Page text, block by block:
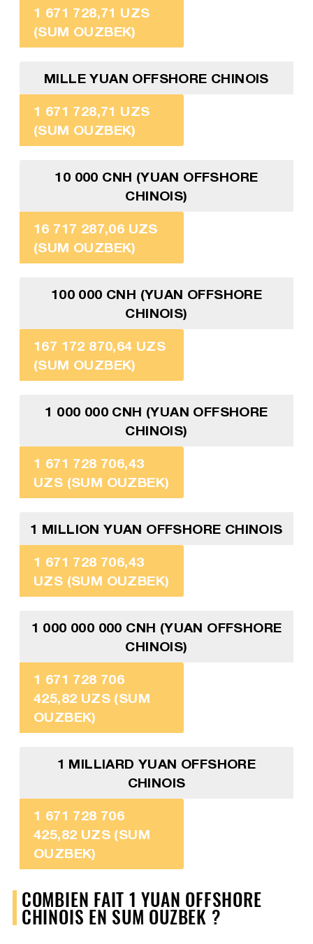
1 671 728,71 UZS
(SUM OUZBEK)
MILLE YUAN OFFSHORE CHINOIS
1 671 728,71 UZS
(SUM OUZBEK)
10 000 CNH (YUAN OFFSHORE
CHINOIS)
16 717 287,06 UZS
(SUM OUZBEK)
100 000 CNH (YUAN OFFSHORE
CHINOIS)
167 172 870,64 UZS
(SUM OUZBEK)
1 000 000 CNH (YUAN OFFSHORE
CHINOIS)
1 671 728 706,43
UZS (SUM OUZBEK)
1 MILLION YUAN OFFSHORE CHINOIS
1 671 728 706,43
UZS (SUM OUZBEK)
1 000 000 000 CNH (YUAN OFFSHORE
CHINOIS)
1 671 728 706
425,82 UZS (SUM
OUZBEK)
1 MILLIARD YUAN OFFSHORE
CHINOIS
1 671 728 706
425,82 UZS (SUM
OUZBEK)
COMBIEN FAIT 1 YUAN OFFSHORE
CHINOIS EN SUM OUZBEK ?